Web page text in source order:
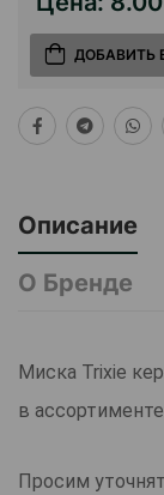
ДОБАВИТЬ
Описание
О Бренде
Миска Trixie
в
Просим